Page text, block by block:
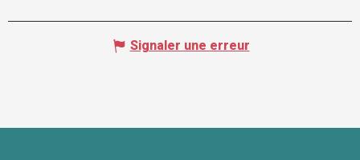
Signaler une erreur